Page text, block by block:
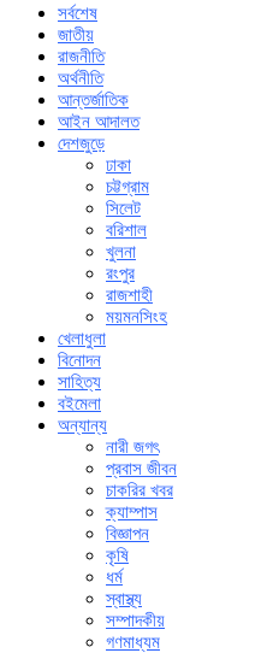
সর্বশেষ
জাতীয়
রাজনীতি
অর্থনীতি
আন্তর্জাতিক
আইন আদালত
দেশজুড়ে
ঢাকা
চট্টগ্রাম
সিলেট
বরিশাল
খুলনা
রংপুর
রাজশাহী
ময়মনসিংহ
খেলাধুলা
বিনোদন
সাহিত্য
বইমেলা
অন্যান্য
নারী জগৎ
প্রবাস জীবন
চাকরির খবর
ক্যাম্পাস
বিজ্ঞাপন
কৃষি
ধর্ম
স্বাস্থ্য
সম্পাদকীয়
গণমাধ্যম